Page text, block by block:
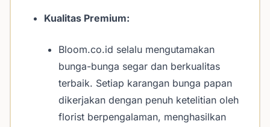
Kualitas Premium:
Bloom.co.id selalu mengutamakan
bunga-bunga segar dan berkualitas
terbaik. Setiap karangan bunga papan
dikerjakan dengan penuh ketelitian oleh
florist berpengalaman, menghasilkan